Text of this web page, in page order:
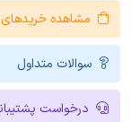
مشاهده خریدهای
سوالات متداول
درخواست